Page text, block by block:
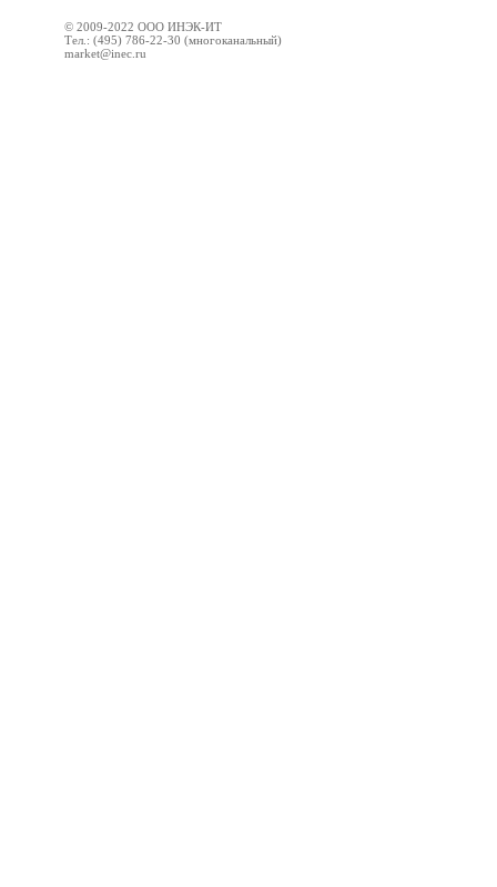
© 2009-2022 ООО ИНЭК-ИТ
Тел.: (495) 786-22-30 (многоканальный)
market@inec.ru